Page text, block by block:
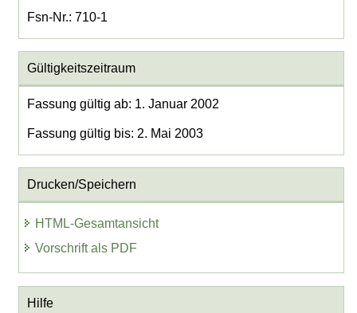
Fsn-Nr.: 710-1
Gültigkeitszeitraum
Fassung gültig ab: 1. Januar 2002
Fassung gültig bis: 2. Mai 2003
Drucken/Speichern
HTML-Gesamtansicht
Vorschrift als PDF
Hilfe